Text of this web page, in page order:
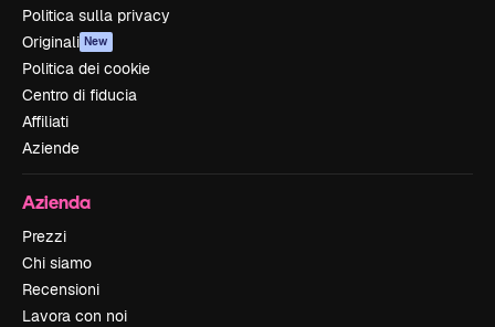
Politica sulla privacy
Originali New
Politica dei cookie
Centro di fiducia
Affiliati
Aziende
Azienda
Prezzi
Chi siamo
Recensioni
Lavora con noi